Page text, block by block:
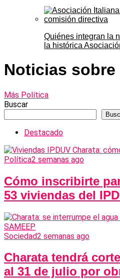
Quiénes integran la
la histórica
Noticias
Más Política
Buscar
Destacado
Política2 semanas ago
Cómo inscribirte
53 viviendas del
Sociedad2 semanas ago
Charata tendrá
al 31 de julio por